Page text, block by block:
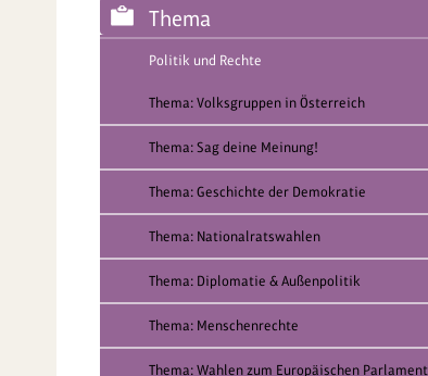
Thema
Politik und Rechte
Thema: Volksgruppen in Österreich
Thema: Sag deine Meinung!
Thema: Geschichte der Demokratie
Thema: Nationalratswahlen
Thema: Diplomatie & Außenpolitik
Thema: Menschenrechte
Thema: Wahlen zum Europäischen Parlament